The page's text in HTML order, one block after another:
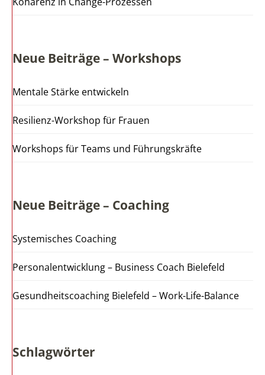
Neue Beiträge – Workshops
Mentale Stärke entwickeln
Resilienz-Workshop für Frauen
Workshops für Teams und Führungskräfte
Neue Beiträge – Coaching
Systemisches Coaching
Personalentwicklung – Business Coach Bielefeld
Gesundheitscoaching Bielefeld – Work-Life-Balance
Schlagwörter